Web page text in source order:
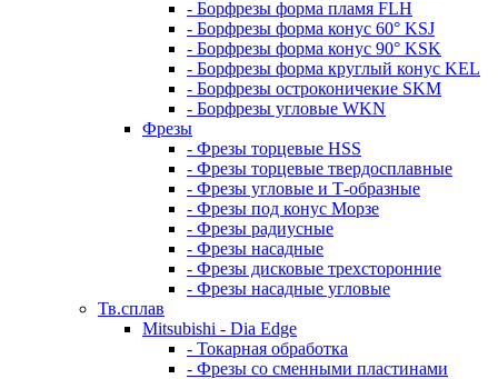
- Борфрезы форма пламя FLH
- Борфрезы форма конус 60° KSJ
- Борфрезы форма конус 90° KSK
- Борфрезы форма круглый конус KEL
- Борфрезы остроконичекие SKM
- Борфрезы угловые WKN
Фрезы
- Фрезы торцевые HSS
- Фрезы торцевые твердосплавные
- Фрезы угловые и Т-образные
- Фрезы под конус Морзе
- Фрезы радиусные
- Фрезы насадные
- Фрезы дисковые трехсторонние
- Фрезы насадные угловые
Тв.сплав
Mitsubishi - Dia Edge
- Токарная обработка
- Фрезы со сменными пластинами